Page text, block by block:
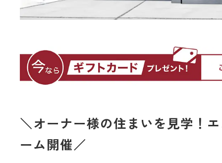
＼オーナー様の住まいを見学！
ーム開催／